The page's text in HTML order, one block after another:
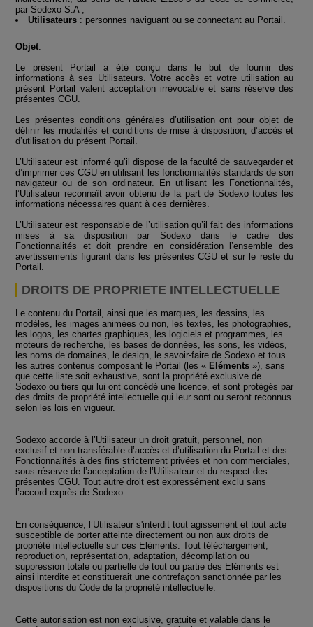
par Sodexo S.A ;
Utilisateurs : personnes naviguant ou se connectant au Portail.
Objet.
Le présent Portail a été conçu dans le but de fournir des
informations à ses Utilisateurs. Votre accès et votre utilisation au
présent Portail valent acceptation irrévocable et sans réserve des
présentes CGU.
Les présentes conditions générales d’utilisation ont pour objet de
définir les modalités et conditions de mise à disposition, d’accès et
d’utilisation du présent Portail.
L’Utilisateur est informé qu’il dispose de la faculté de sauvegarder et
d’imprimer ces CGU en utilisant les fonctionnalités standards de son
navigateur ou de son ordinateur. En utilisant les Fonctionnalités,
l’Utilisateur reconnaît avoir obtenu de la part de Sodexo toutes les
informations nécessaires quant à ces dernières.
L’Utilisateur est responsable de l’utilisation qu’il fait des informations
mises à sa disposition par Sodexo dans le cadre des
Fonctionnalités et doit prendre en considération l’ensemble des
avertissements figurant dans les présentes CGU et sur le reste du
Portail.
DROITS DE PROPRIETE INTELLECTUELLE
Le contenu du Portail, ainsi que les marques, les dessins, les
modèles, les images animées ou non, les textes, les photographies,
les logos, les chartes graphiques, les logiciels et programmes, les
moteurs de recherche, les bases de données, les sons, les vidéos,
les noms de domaines, le design, le savoir-faire de Sodexo et tous
les autres contenus composant le Portail (les « Eléments »), sans
que cette liste soit exhaustive, sont la propriété exclusive de
Sodexo ou tiers qui lui ont concédé une licence, et sont protégés par
des droits de propriété intellectuelle qui leur sont ou seront reconnus
selon les lois en vigueur.
Sodexo accorde à l’Utilisateur un droit gratuit, personnel, non
exclusif et non transférable d’accès et d’utilisation du Portail et des
Fonctionnalités à des fins strictement privées et non commerciales,
sous réserve de l’acceptation de l’Utilisateur et du respect des
présentes CGU. Tout autre droit est expressément exclu sans
l’accord exprès de Sodexo.
En conséquence, l’Utilisateur s'interdit tout agissement et tout acte
susceptible de porter atteinte directement ou non aux droits de
propriété intellectuelle sur ces Eléments. Tout téléchargement,
reproduction, représentation, adaptation, décompilation ou
suppression totale ou partielle de tout ou partie des Eléments est
ainsi interdite et constituerait une contrefaçon sanctionnée par les
dispositions du Code de la propriété intellectuelle.
Cette autorisation est non exclusive, gratuite et valable dans le